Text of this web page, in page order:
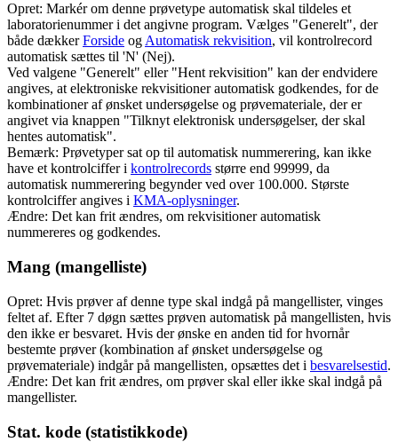
Opret: Markér om denne prøvetype automatisk skal tildeles et
laboratorienummer i det angivne program. Vælges "Generelt", der
både dækkerForside og Automatisk rekvisition, vil kontrolrecord
automatisk sættes til 'N' (Nej).
Ved valgene "Generelt" eller "Hent rekvisition" kan der endvidere
angives, at elektroniske rekvisitioner automatisk godkendes, for de
kombinationer af ønsket undersøgelse og prøvemateriale, der er
angivet via knappen "Tilknyt elektronisk undersøgelser, der skal
hentes automatisk".
Bemærk: Prøvetyper sat op til automatisk nummerering, kan ikke
have et kontrolciffer i kontrolrecords større end 99999, da
automatisk nummerering begynder ved over 100.000. Største
kontrolciffer angives i KMA-oplysninger.
Ændre: Det kan frit ændres, om rekvisitioner automatisk
nummereres og godkendes.
Mang (mangelliste)
Opret: Hvis prøver af denne type skal indgå på mangellister, vinges
feltet af. Efter 7 døgn sættes prøven automatisk på mangellisten, hvis
den ikke er besvaret. Hvis der ønske en anden tid for hvornår
bestemte prøver (kombination af ønsket undersøgelse og
prøvemateriale) indgår på mangellisten, opsættes det i besvarelsestid.
Ændre: Det kan frit ændres, om prøver skal eller ikke skal indgå på
mangellister.
Stat. kode (statistikkode)